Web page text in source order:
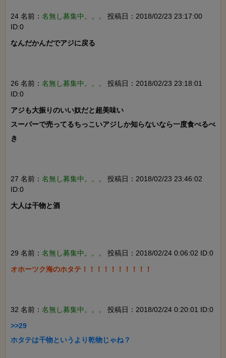
24 名前： 名無し募集中。。。
投稿日：2018/02/23 23:17:00
ID:0
なんだかんだでアジに戻る
26 名前： 名無し募集中。。。
投稿日：2018/02/23 23:18:01
ID:0
アジも大振りのいい奴だと超美味い
スーパーで売ってるちっこいアジしか知らないなら一度食べるべ
き
27 名前： 名無し募集中。。。
投稿日：2018/02/23 23:46:02
ID:0
大人は干物と酒
29 名前： 名無し募集中。。。
投稿日：2018/02/24 0:06:02 ID:0
オホーツク海のホタテ！！！！！！！！！！
32 名前： 名無し募集中。。。
投稿日：2018/02/24 0:20:01 ID:0
>>29
ホタテは干物というより乾物じゃね？